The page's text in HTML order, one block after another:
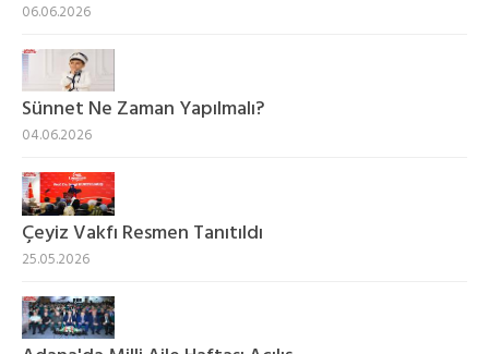
06.06.2026
Sünnet Ne Zaman Yapılmalı?
04.06.2026
Çeyiz Vakfı Resmen Tanıtıldı
25.05.2026